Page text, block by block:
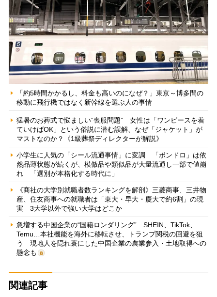
「約5時間かかるし、料金も高いのになぜ？」東京～博多間の
移動に飛行機ではなく新幹線を選ぶ人の事情
猛暑のお葬式で悩ましい“喪服問題” 女性は「ワンピースを着
ていけばOK」という俗説に潜む誤解、なぜ「ジャケット」が
マストなのか？《1級葬祭ディレクターが解説》
小学生に人気の「シール流通事情」に変調 「ボンドロ」は依
然品薄状態が続くが、模倣品や類似品が大量流通し一部で値崩
れ 「選別が本格化する時代に」
《商社の大学別就職者数ランキングを解剖》三菱商事、三井物
産、住友商事への就職者は「東大・早大・慶大で約6割」の現
実 3大学以外で強い大学はどこか
急増する中国企業の“国籍ロンダリング” SHEIN、TikTok、
Temu…本社機能を海外に移転させ、トランプ関税の回避を狙
う 現地人を隠れ蓑にした中国企業の農業参入・土地取得への
懸念も
関連記事